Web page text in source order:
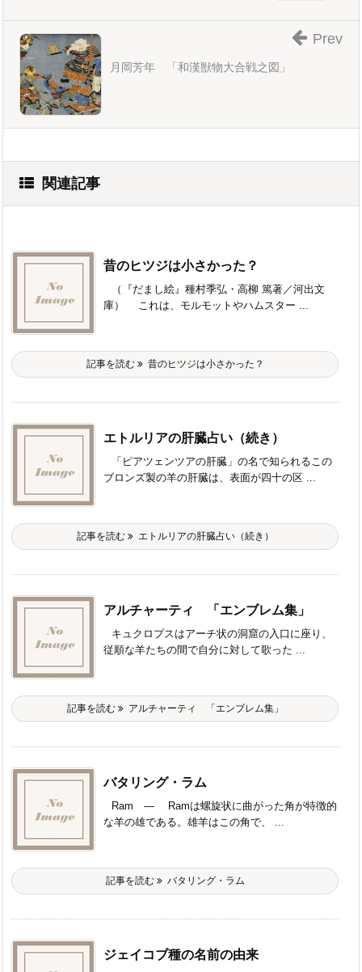
月岡芳年 「和漢獣物大合戦之図」
Prev
関連記事
昔のヒツジは小さかった？
（『だまし絵』種村季弘・高柳 篤著／河出文
庫） これは、モルモットやハムスター ...
記事を読む 昔のヒツジは小さかった？
エトルリアの肝臓占い（続き）
「ピアツェンツアの肝臓」の名で知られるこの
ブロンズ製の羊の肝臓は、表面が四十の区 ...
記事を読む エトルリアの肝臓占い（続き）
アルチャーティ 「エンブレム集」
キュクロプスはアーチ状の洞窟の入口に座り、
従順な羊たちの間で自分に対して歌った ...
記事を読む アルチャーティ 「エンブレム集」
バタリング・ラム
Ram ― Ramは螺旋状に曲がった角が特徴的
な羊の雄である。雄羊はこの角で、 ...
記事を読む バタリング・ラム
ジェイコブ種の名前の由来